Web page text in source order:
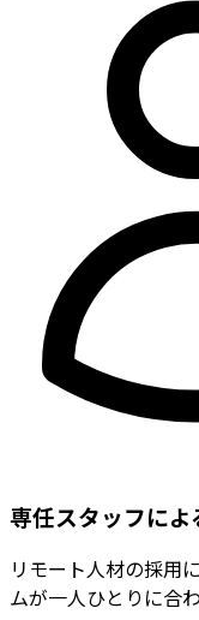
専任スタッフによ
リモート人材の採用
ムが一人ひとりに合